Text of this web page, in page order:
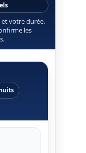
votre durée.
les